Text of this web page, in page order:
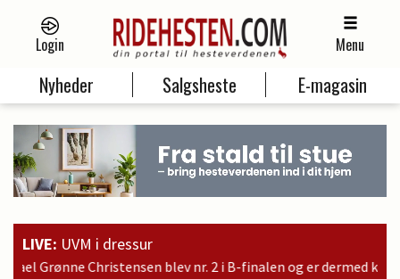
Login Menu
Nyheder Salgsheste E-magasin
LIVE: UVM i dressur
i B-finalen og er dermed kvalificeret til søndagens finale